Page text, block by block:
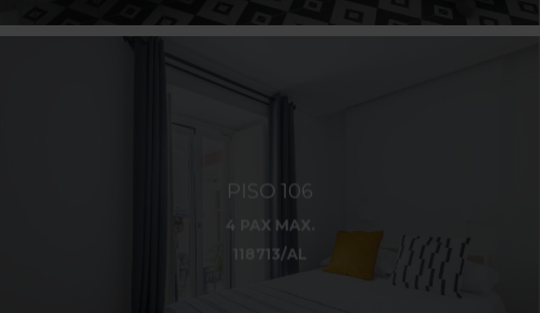
PISO 106
4 PAX MAX.
118713/AL